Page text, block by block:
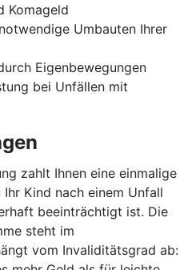
Komageld
Umbauten Ihrer
Eigenbewegungen
bei Unfällen mit
zahlt Ihnen eine einmalige
Kind nach einem Unfall
beeinträchtigt ist. Die
steht im
vom Invaliditätsgrad ab: